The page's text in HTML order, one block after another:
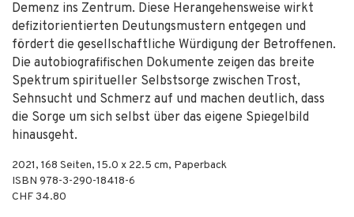
Demenz ins Zentrum. Diese Herangehensweise wirkt
defizitorientierten Deutungsmustern entgegen und
fördert die gesellschaftliche Würdigung der Betroffenen.
Die autobiografifischen Dokumente zeigen das breite
Spektrum spiritueller Selbstsorge zwischen Trost,
Sehnsucht und Schmerz auf und machen deutlich, dass
die Sorge um sich selbst über das eigene Spiegelbild
hinausgeht.
2021, 168 Seiten, 15.0 x 22.5 cm, Paperback
ISBN 978-3-290-18418-6
CHF 34.80